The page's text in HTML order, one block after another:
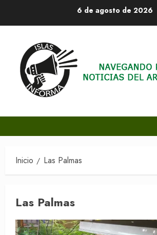
6 de agosto de 2026
Inicio Las Palmas
Las Palmas